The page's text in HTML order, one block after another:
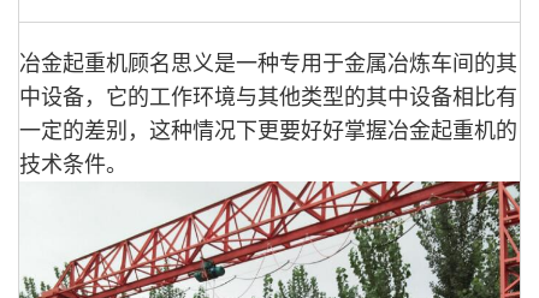
冶金起重机顾名思义是一种专用于金属冶炼车间的其
中设备，它的工作环境与其他类型的其中设备相比有
一定的差别，这种情况下更要好好掌握冶金起重机的
技术条件。